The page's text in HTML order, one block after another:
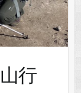
行